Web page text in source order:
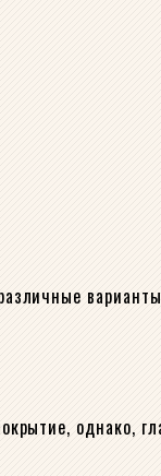
однако,